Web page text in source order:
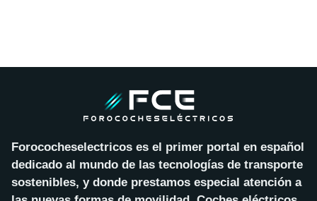
Forococheselectricos es el primer portal en español
dedicado al mundo de las tecnologías de transporte
sostenibles, y donde prestamos especial atención a